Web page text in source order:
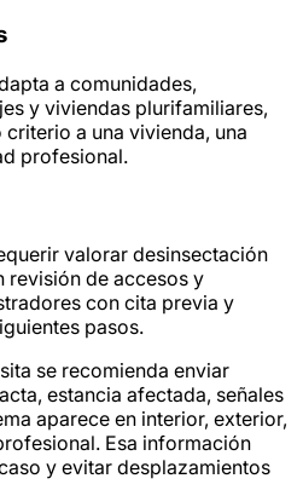
a comunidades,
y viviendas plurifamiliares,
a una vivienda, una
profesional.
valorar desinsectación
revisión de accesos y
con cita previa y
pasos.
se recomienda enviar
estancia afectada, señales
aparece en interior, exterior,
Esa información
y evitar desplazamientos